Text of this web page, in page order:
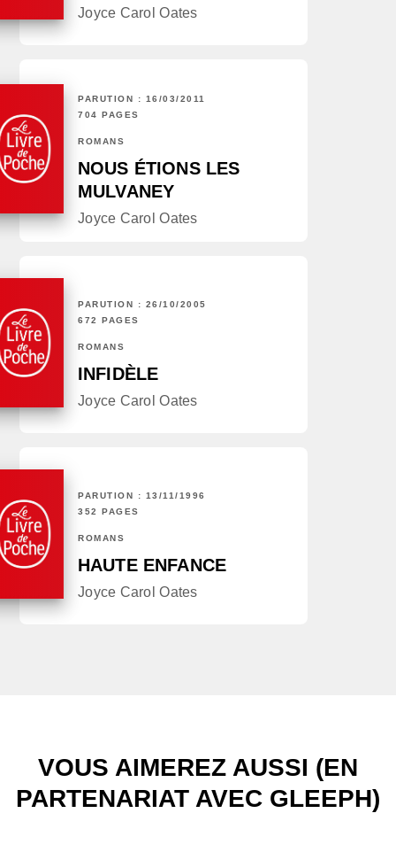
Joyce Carol Oates
PARUTION : 16/03/2011
704 PAGES
ROMANS
NOUS ÉTIONS LES
MULVANEY
Joyce Carol Oates
PARUTION : 26/10/2005
672 PAGES
ROMANS
INFIDÈLE
Joyce Carol Oates
PARUTION : 13/11/1996
352 PAGES
ROMANS
HAUTE ENFANCE
Joyce Carol Oates
VOUS AIMEREZ AUSSI (EN
PARTENARIAT AVEC GLEEPH)